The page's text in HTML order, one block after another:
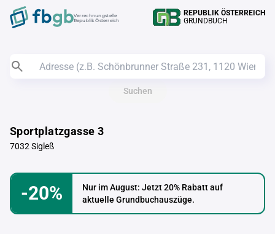
Verrechnungstelle
Republik Österreich
REPUBLIK ÖSTERREICH
GRUNDBUCH
Suchen
Sportplatzgasse 3
7032 Sigleß
-20%
Nur im August: Jetzt 20% Rabatt auf
aktuelle Grundbuchauszüge.